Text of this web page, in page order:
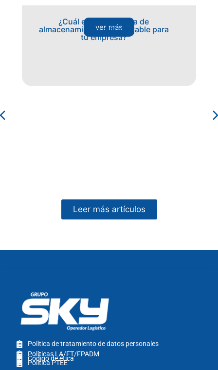
¿Cuál es la estrategia de
almacenamiento más rentable para
tu empresa?
ver más
Leer más artículos
Política de tratamiento de datos personales
Políticas LA/FT/FPADM
Código de ética
Política PTEE